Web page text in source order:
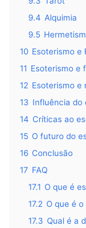
9.4 Alquimia
9.5
10 Esoterismo e
11 Esoterismo e
12 Esoterismo e
13 Influência do
14 Críticas ao
15 O futuro do
16 Conclusão
17 FAQ
17.1 O que é
17.2 O que é
17.3 Qual é a